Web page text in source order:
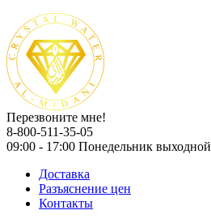
Перезвоните мне!
8-800-511-35-05
09:00 - 17:00 Понедельник выходной
Доставка
Разъяснение цен
Контакты